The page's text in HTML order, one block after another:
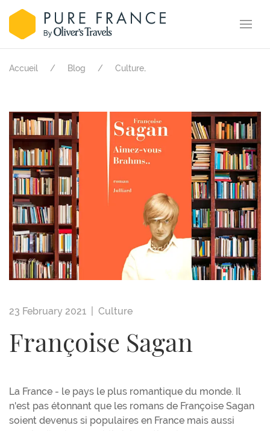
Accueil Blog Culture.
23 February 2021 | Culture
Françoise Sagan
La France - le pays le plus romantique du monde. Il
n'est pas étonnant que les romans de Françoise Sagan
soient devenus si populaires en France mais aussi